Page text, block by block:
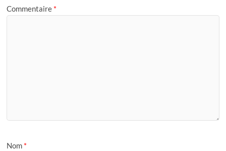
Commentaire *
Nom *